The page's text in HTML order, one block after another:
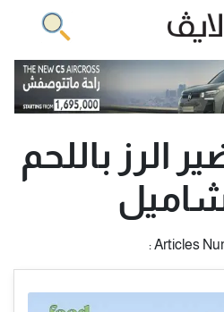
الرز باللحم
Articles